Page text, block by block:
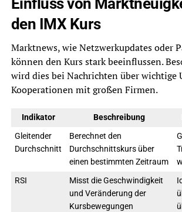
den IMX Kurs
Marktnews, wie Netzwerkupdates oder
können den Kurs stark beeinflussen.
wird dies bei Nachrichten über wichtige
Kooperationen mit großen Firmen.
Indikator Beschreibung
Gleitender
Durchschnitt
Berechnet den
Durchschnittskurs über
einen bestimmten Zeitraum
RSI
Misst die Geschwindigkeit
und Veränderung der
Kursbewegungen